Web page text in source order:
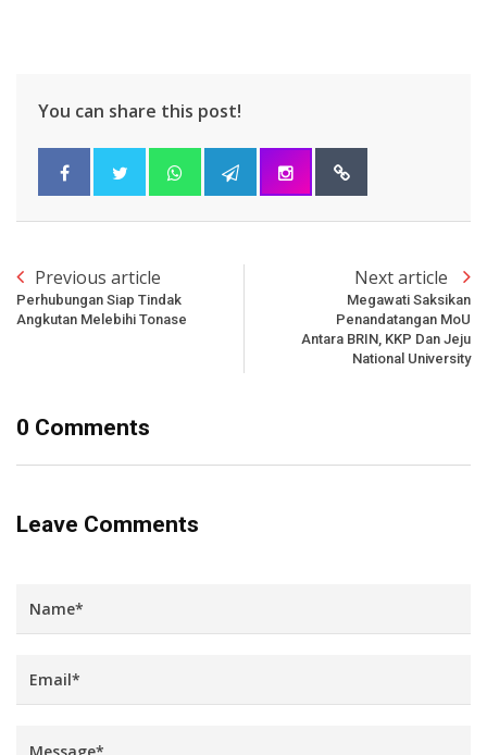
You can share this post!
Previous article
Perhubungan Siap Tindak
Angkutan Melebihi Tonase
Next article
Megawati Saksikan
Penandatangan MoU
Antara BRIN, KKP Dan Jeju
National University
0 Comments
Leave Comments